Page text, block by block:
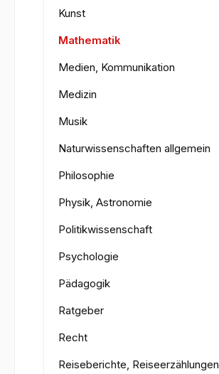
Kunst
Mathematik
Medien, Kommunikation
Medizin
Musik
Naturwissenschaften allgemein
Philosophie
Physik, Astronomie
Politikwissenschaft
Psychologie
Pädagogik
Ratgeber
Recht
Reiseberichte, Reiseerzählungen